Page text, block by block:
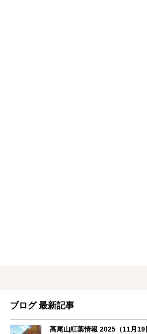
ブログ 最新記事
高尾山紅葉情報 2025（11月